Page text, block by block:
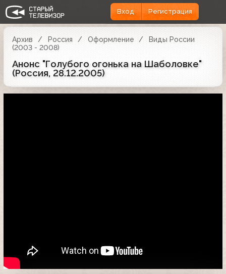
Вход Регистрация
Архив Россия Оформление
Виды России
(2003 - 2008)
Анонс "Голубого огонька на Шаболовке"
(Россия, 28.12.2005)